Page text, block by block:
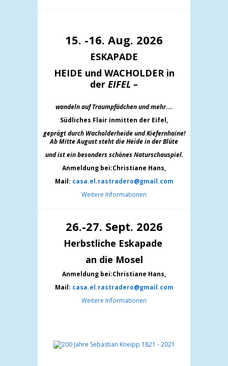
15. -16. Aug. 2026
ESKAPADE
HEIDE und WACHOLDER in
der EIFEL –
wandeln auf Traumpfädchen und mehr….
Südliches Flair inmitten der Eifel,
geprägt durch Wacholderheide und Kiefernhaine!
Ab Mitte August steht die Heide in der Blüte
und ist ein besonders schönes Naturschauspiel.
Anmeldung bei:Christiane Hans,
Mail: casa.el.rastradero@gmail.com
Weitere Informationen
26.-27. Sept. 2026
Herbstliche Eskapade
an die Mosel
Anmeldung bei:Christiane Hans,
Mail: casa.el.rastradero@gmail.com
Weitere Informationen